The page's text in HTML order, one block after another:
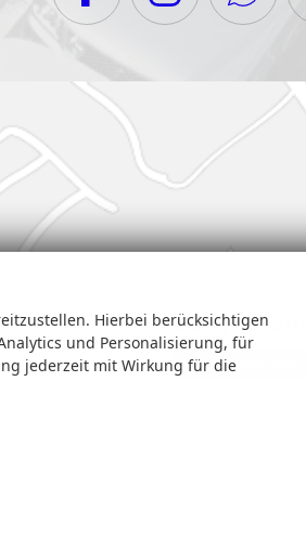
Google Maps
Google Karte laden
Hierbei berücksichtigen
und Personalisierung, für
jederzeit mit Wirkung für die